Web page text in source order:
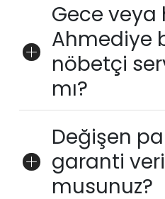
Gece veya
Ahmediye
nöbetçi
mı?
Değişen
garanti
musunuz?